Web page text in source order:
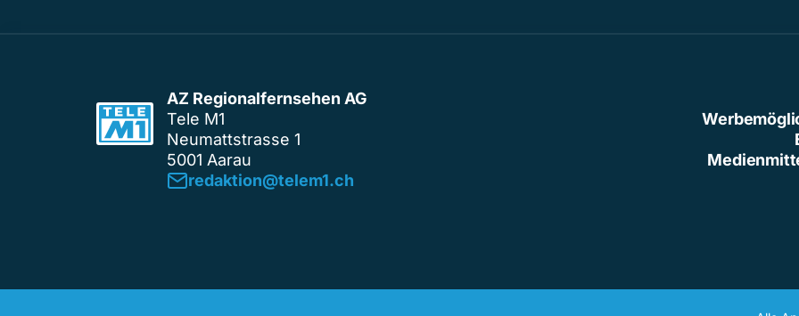
AZ Regionalfernsehen AG
Tele M1
Neumattstrasse 1
5001 Aarau
redaktion@telem1.ch